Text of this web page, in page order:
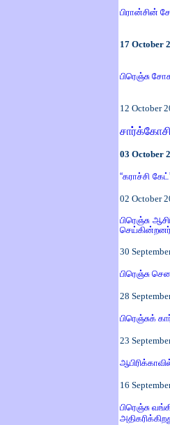
பிரான்சின்
17 October
பிரெஞ்சு
12 October
03 October
“கராச்சி
02 October
பிரெஞ்சு
செய்கின்றனர்
30
பிரெஞ்சு
28
பிரெஞ்சுக்
23
16
பிரெஞ்சு